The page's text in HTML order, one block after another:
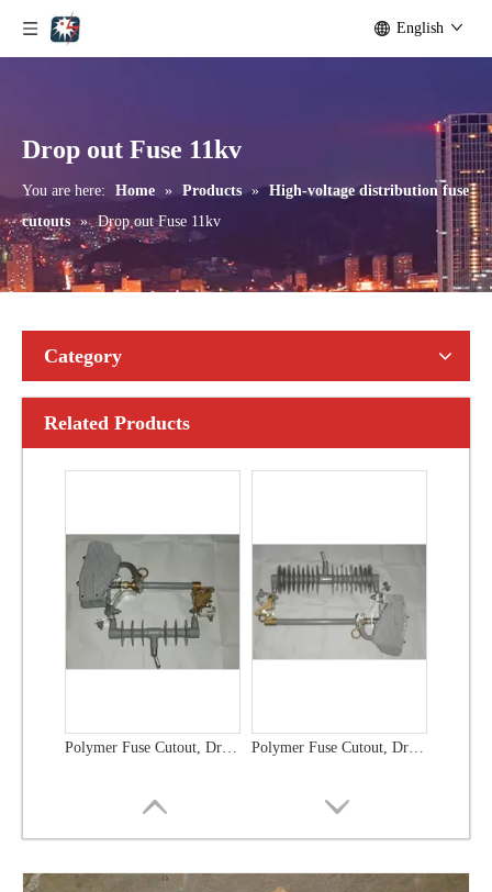
English
Drop out Fuse 11kv
You are here: Home » Products » High-voltage distribution fuse
cutouts » Drop out Fuse 11kv
Category
Related Products
Polymer Fuse Cutout, Drop out Fuses 36 Kv 300A Polymer Fuse Cutout, Drop out Fuses 21 Kv 100A